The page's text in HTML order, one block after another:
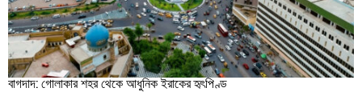
বাগদাদ: গোলাকার শহর থেকে আধুনিক ইরাকের হৃৎপিণ্ড